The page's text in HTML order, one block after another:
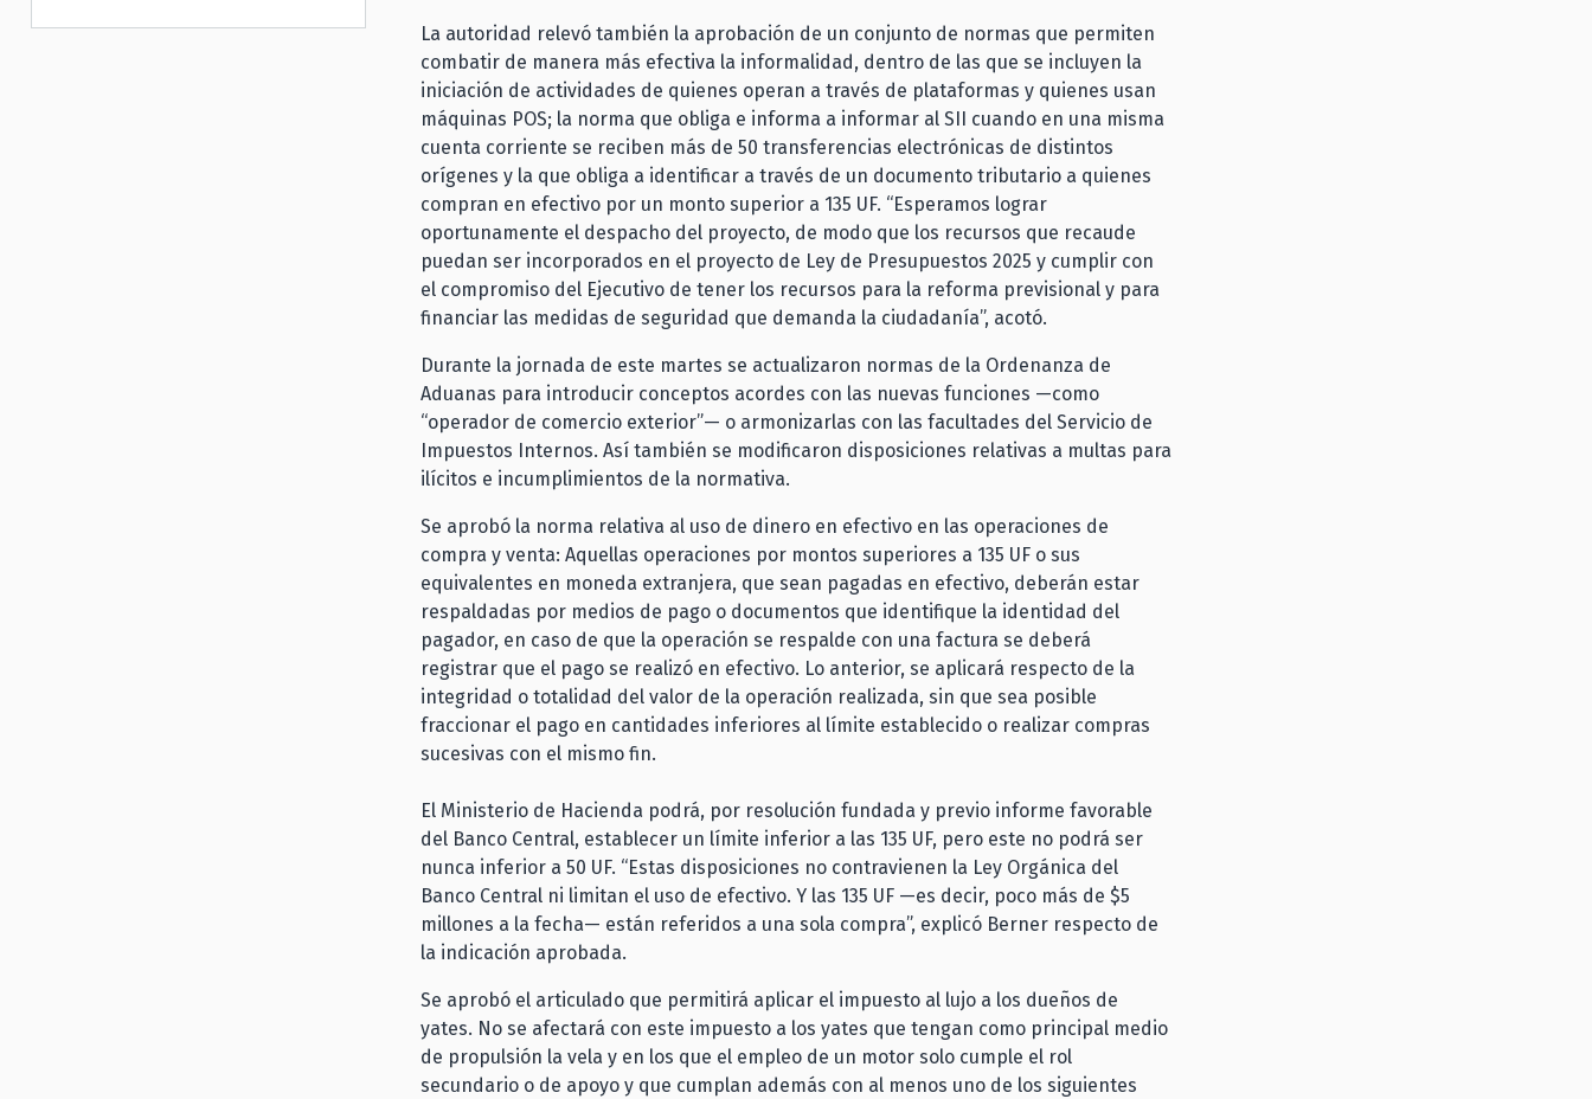
La autoridad relevó también la aprobación de un conjunto de normas que permiten
combatir de manera más efectiva la informalidad, dentro de las que se incluyen la
iniciación de actividades de quienes operan a través de plataformas y quienes usan
máquinas POS; la norma que obliga e informa a informar al SII cuando en una misma
cuenta corriente se reciben más de 50 transferencias electrónicas de distintos
orígenes y la que obliga a identificar a través de un documento tributario a quienes
compran en efectivo por un monto superior a 135 UF. “Esperamos lograr
oportunamente el despacho del proyecto, de modo que los recursos que recaude
puedan ser incorporados en el proyecto de Ley de Presupuestos 2025 y cumplir con
el compromiso del Ejecutivo de tener los recursos para la reforma previsional y para
financiar las medidas de seguridad que demanda la ciudadanía”, acotó.
Durante la jornada de este martes se actualizaron normas de la Ordenanza de
Aduanas para introducir conceptos acordes con las nuevas funciones —como
“operador de comercio exterior”— o armonizarlas con las facultades del Servicio de
Impuestos Internos. Así también se modificaron disposiciones relativas a multas para
ilícitos e incumplimientos de la normativa.
Se aprobó la norma relativa al uso de dinero en efectivo en las operaciones de
compra y venta: Aquellas operaciones por montos superiores a 135 UF o sus
equivalentes en moneda extranjera, que sean pagadas en efectivo, deberán estar
respaldadas por medios de pago o documentos que identifique la identidad del
pagador, en caso de que la operación se respalde con una factura se deberá
registrar que el pago se realizó en efectivo. Lo anterior, se aplicará respecto de la
integridad o totalidad del valor de la operación realizada, sin que sea posible
fraccionar el pago en cantidades inferiores al límite establecido o realizar compras
sucesivas con el mismo fin.
El Ministerio de Hacienda podrá, por resolución fundada y previo informe favorable
del Banco Central, establecer un límite inferior a las 135 UF, pero este no podrá ser
nunca inferior a 50 UF. “Estas disposiciones no contravienen la Ley Orgánica del
Banco Central ni limitan el uso de efectivo. Y las 135 UF —es decir, poco más de $5
millones a la fecha— están referidos a una sola compra”, explicó Berner respecto de
la indicación aprobada.
Se aprobó el articulado que permitirá aplicar el impuesto al lujo a los dueños de
yates. No se afectará con este impuesto a los yates que tengan como principal medio
de propulsión la vela y en los que el empleo de un motor solo cumple el rol
secundario o de apoyo y que cumplan además con al menos uno de los siguientes